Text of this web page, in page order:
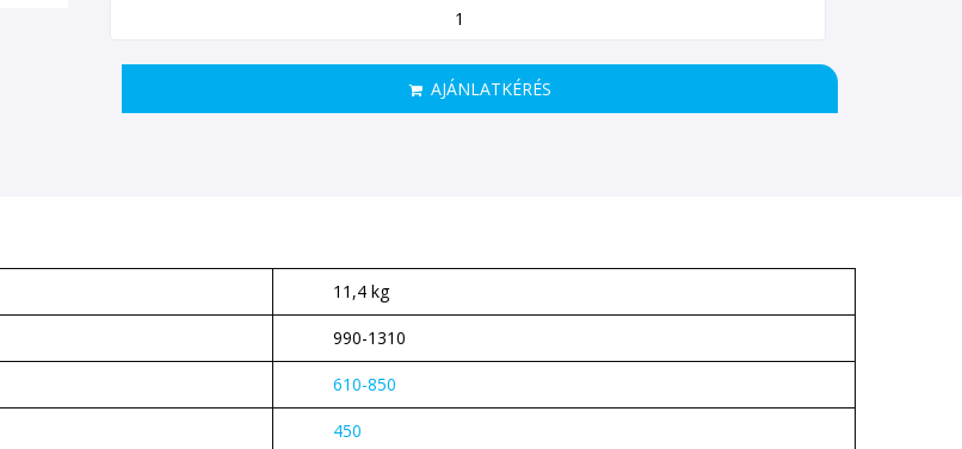
AJÁNLATKÉRÉS
11,4 kg
990-1310
610-850
450